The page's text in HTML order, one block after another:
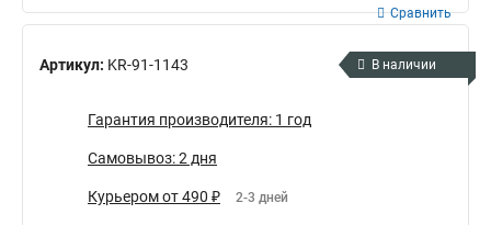
Артикул: KR-91-1143
Сравнить
В наличии
Гарантия производителя: 1 год
Самовывоз: 2 дня
Курьером от 490 ₽ 2-3 дней